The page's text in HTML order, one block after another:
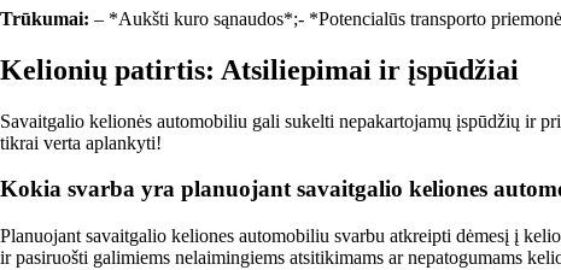
Trūkumai: – *Aukšti kuro sąnaudos*;- *Potencialūs transporto
Kelionių patirtis: Atsiliepimai ir įspūdžiai
Savaitgalio kelionės automobiliu gali sukelti nepakartojamų įspūdžių ir
tikrai verta aplankyti!
Kokia svarba yra planuojant savaitgalio keliones
Planuojant savaitgalio keliones automobiliu svarbu atkreipti dėmesį į
ir pasiruošti galimiems nelaimingiems atsitikimams ar nepatogumams